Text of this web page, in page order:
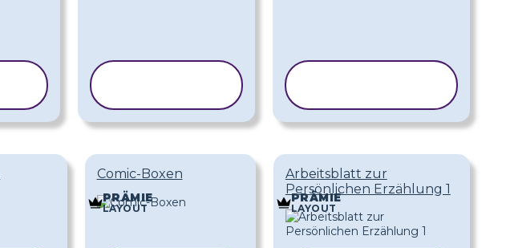
Comic-Boxen
PRÄMIE
LAYOUT
Arbeitsblatt zur
Persönlichen Erzählung 1
PRÄMIE
LAYOUT